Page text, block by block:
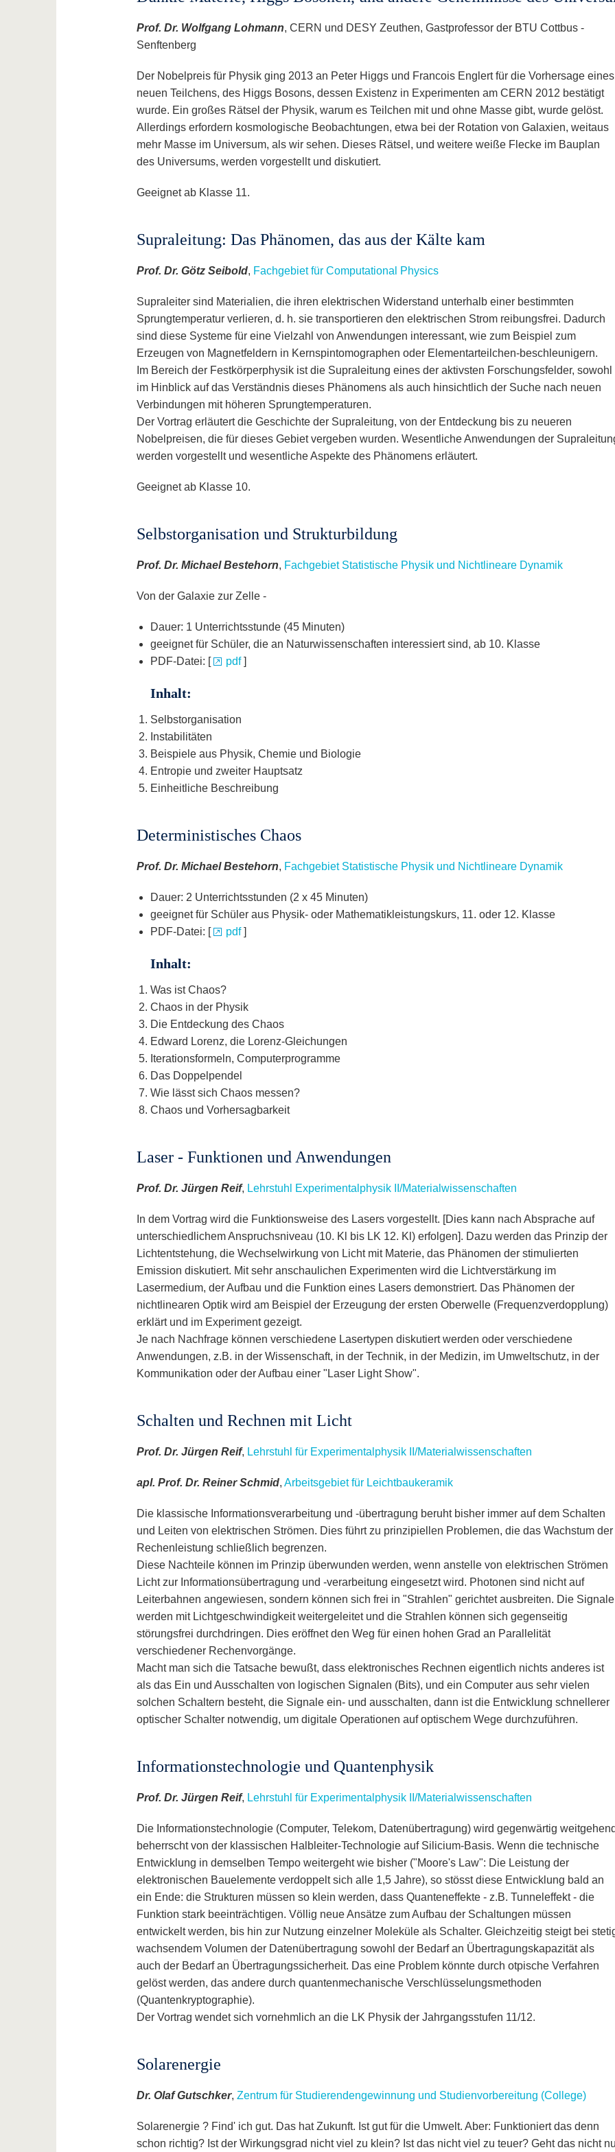
Prof. Dr. Wolfgang Lohmann, CERN und DESY Zeuthen, Gastprofessor der BTU Cottbus -
Senftenberg
Der Nobelpreis für Physik ging 2013 an Peter Higgs und Francois Englert für die Vorhersage eines
neuen Teilchens, des Higgs Bosons, dessen Existenz in Experimenten am CERN 2012 bestätigt
wurde. Ein großes Rätsel der Physik, warum es Teilchen mit und ohne Masse gibt, wurde gelöst.
Allerdings erfordern kosmologische Beobachtungen, etwa bei der Rotation von Galaxien, weitaus
mehr Masse im Universum, als wir sehen. Dieses Rätsel, und weitere weiße Flecke im Bauplan
des Universums, werden vorgestellt und diskutiert.
Geeignet ab Klasse 11.
Supraleitung: Das Phänomen, das aus der Kälte kam
Prof. Dr. Götz Seibold, Fachgebiet für Computational Physics
Supraleiter sind Materialien, die ihren elektrischen Widerstand unterhalb einer bestimmten
Sprungtemperatur verlieren, d. h. sie transportieren den elektrischen Strom reibungsfrei. Dadurch
sind diese Systeme für eine Vielzahl von Anwendungen interessant, wie zum Beispiel zum
Erzeugen von Magnetfeldern in Kernspintomographen oder Elementarteilchen-beschleunigern.
Im Bereich der Festkörperphysik ist die Supraleitung eines der aktivsten Forschungsfelder, sowohl
im Hinblick auf das Verständnis dieses Phänomens als auch hinsichtlich der Suche nach neuen
Verbindungen mit höheren Sprungtemperaturen.
Der Vortrag erläutert die Geschichte der Supraleitung, von der Entdeckung bis zu neueren
Nobelpreisen, die für dieses Gebiet vergeben wurden. Wesentliche Anwendungen der
werden vorgestellt und wesentliche Aspekte des Phänomens erläutert.
Geeignet ab Klasse 10.
Selbstorganisation und Strukturbildung
Prof. Dr. Michael Bestehorn, Fachgebiet Statistische Physik und Nichtlineare Dynamik
Von der Galaxie zur Zelle -
Dauer: 1 Unterrichtsstunde (45 Minuten)
geeignet für Schüler, die an Naturwissenschaften interessiert sind, ab 10. Klasse
PDF-Datei: [
pdf]
Inhalt:
Selbstorganisation
Instabilitäten
Beispiele aus Physik, Chemie und Biologie
Entropie und zweiter Hauptsatz
Einheitliche Beschreibung
Deterministisches Chaos
Prof. Dr. Michael Bestehorn, Fachgebiet Statistische Physik und Nichtlineare Dynamik
Dauer: 2 Unterrichtsstunden (2 x 45 Minuten)
geeignet für Schüler aus Physik- oder Mathematikleistungskurs, 11. oder 12. Klasse
PDF-Datei: [
pdf]
Inhalt:
Was ist Chaos?
Chaos in der Physik
Die Entdeckung des Chaos
Edward Lorenz, die Lorenz-Gleichungen
Iterationsformeln, Computerprogramme
Das Doppelpendel
Wie lässt sich Chaos messen?
Chaos und Vorhersagbarkeit
Laser - Funktionen und Anwendungen
Prof. Dr. Jürgen Reif, Lehrstuhl Experimentalphysik II/Materialwissenschaften
In dem Vortrag wird die Funktionsweise des Lasers vorgestellt. [Dies kann nach Absprache auf
unterschiedlichem Anspruchsniveau (10. Kl bis LK 12. Kl) erfolgen]. Dazu werden das Prinzip der
Lichtentstehung, die Wechselwirkung von Licht mit Materie, das Phänomen der stimulierten
Emission diskutiert. Mit sehr anschaulichen Experimenten wird die Lichtverstärkung im
Lasermedium, der Aufbau und die Funktion eines Lasers demonstriert. Das Phänomen der
nichtlinearen Optik wird am Beispiel der Erzeugung der ersten Oberwelle (Frequenzverdopplung)
erklärt und im Experiment gezeigt.
Je nach Nachfrage können verschiedene Lasertypen diskutiert werden oder verschiedene
Anwendungen, z.B. in der Wissenschaft, in der Technik, in der Medizin, im Umweltschutz, in der
Kommunikation oder der Aufbau einer "Laser Light Show".
Schalten und Rechnen mit Licht
Prof. Dr. Jürgen Reif, Lehrstuhl für Experimentalphysik II/Materialwissenschaften
apl. Prof. Dr. Reiner Schmid, Arbeitsgebiet für Leichtbaukeramik
Die klassische Informationsverarbeitung und -übertragung beruht bisher immer auf dem Schalten
und Leiten von elektrischen Strömen. Dies führt zu prinzipiellen Problemen, die das Wachstum der
Rechenleistung schließlich begrenzen.
Diese Nachteile können im Prinzip überwunden werden, wenn anstelle von elektrischen Strömen
Licht zur Informationsübertragung und -verarbeitung eingesetzt wird. Photonen sind nicht auf
Leiterbahnen angewiesen, sondern können sich frei in "Strahlen" gerichtet ausbreiten. Die Signale
werden mit Lichtgeschwindigkeit weitergeleitet und die Strahlen können sich gegenseitig
störungsfrei durchdringen. Dies eröffnet den Weg für einen hohen Grad an Parallelität
verschiedener Rechenvorgänge.
Macht man sich die Tatsache bewußt, dass elektronisches Rechnen eigentlich nichts anderes ist
als das Ein und Ausschalten von logischen Signalen (Bits), und ein Computer aus sehr vielen
solchen Schaltern besteht, die Signale ein- und ausschalten, dann ist die Entwicklung schnellerer
optischer Schalter notwendig, um digitale Operationen auf optischem Wege durchzuführen.
Informationstechnologie und Quantenphysik
Prof. Dr. Jürgen Reif, Lehrstuhl für Experimentalphysik II/Materialwissenschaften
Die Informationstechnologie (Computer, Telekom, Datenübertragung) wird gegenwärtig
beherrscht von der klassischen Halbleiter-Technologie auf Silicium-Basis. Wenn die technische
Entwicklung in demselben Tempo weitergeht wie bisher ("Moore's Law": Die Leistung der
elektronischen Bauelemente verdoppelt sich alle 1,5 Jahre), so stösst diese Entwicklung bald an
ein Ende: die Strukturen müssen so klein werden, dass Quanteneffekte - z.B. Tunneleffekt - die
Funktion stark beeinträchtigen. Völlig neue Ansätze zum Aufbau der Schaltungen müssen
entwickelt werden, bis hin zur Nutzung einzelner Moleküle als Schalter. Gleichzeitig steigt bei
wachsendem Volumen der Datenübertragung sowohl der Bedarf an Übertragungskapazität als
auch der Bedarf an Übertragungssicherheit. Das eine Problem könnte durch otpische Verfahren
gelöst werden, das andere durch quantenmechanische Verschlüsselungsmethoden
(Quantenkryptographie).
Der Vortrag wendet sich vornehmlich an die LK Physik der Jahrgangsstufen 11/12.
Solarenergie
Dr. Olaf Gutschker, Zentrum für Studierendengewinnung und Studienvorbereitung (College)
Solarenergie ? Find' ich gut. Das hat Zukunft. Ist gut für die Umwelt. Aber: Funktioniert das denn
schon richtig? Ist der Wirkungsgrad nicht viel zu klein? Ist das nicht viel zu teuer? Geht das nicht